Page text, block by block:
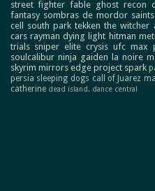
street fighter fable ghost recon
fantasy sombras de mordor
cell
south park tekken the witcher
cars rayman dying light hitman
trials sniper elite crysis ufc max
soulcalibur ninja gaiden la noire
skyrim mirrors edge project spark
persia sleeping dogs call of Juarez
catherine dead island. dance central